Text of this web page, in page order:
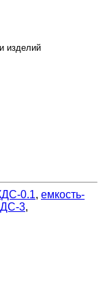
изделий
0.1, емкость-
3,